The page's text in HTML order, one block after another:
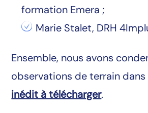
formation Emera ;
Marie Stalet, DRH
Ensemble, nous avons
observations de terrain
inédit à télécharger.